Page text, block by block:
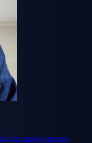
de manga japonés